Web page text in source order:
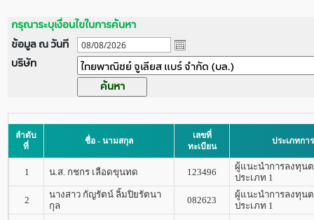
กรุณาระบุเงื่อนไขในการค้นหา
ข้อมูล ณ วันที
บริษัท
ลำดับ
ที่
ชื่อ - นามสกุล
เลขที่
ทะเบียน
ประเภทก
1 น.ส. กชกร เลือดขุนทด 123496
ผู้แนะนำการลงทุน
ประเภท 1
2
นางสาว กัญรัตน์ ลิ้มปิยรัตนา
กุล
082623
ผู้แนะนำการลงทุน
ประเภท 1